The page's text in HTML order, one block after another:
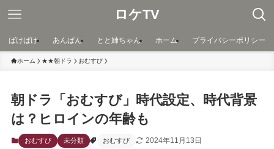
ロケTV
ばけばけ あんぱん とと姉ちゃん ホーム プライバシーポリシー
ホーム ★★朝ドラ おむすび
朝ドラ「おむすび」時代設定、時代背景
は？ヒロインの年齢も
おむすび 未分類 おむすび 2024年11月13日